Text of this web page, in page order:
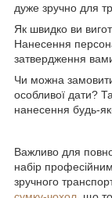
дуже зручно для
Як швидко ви
Нанесення
затвердження
Чи можна
особливої дати?
нанесення будь-
Важливо для
набір
зручного